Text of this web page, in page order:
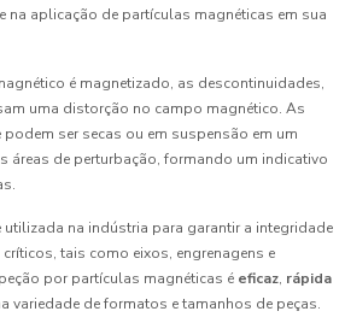
na aplicação de partículas magnéticas em sua
é magnetizado, as descontinuidades,
uma distorção no campo magnético. As
ser secas ou em suspensão em um
áreas de perturbação, formando um indicativo
utilizada na indústria para garantir a integridade
tais como eixos, engrenagens e
por partículas magnéticas é eficaz, rápida
variedade de formatos e tamanhos de peças.